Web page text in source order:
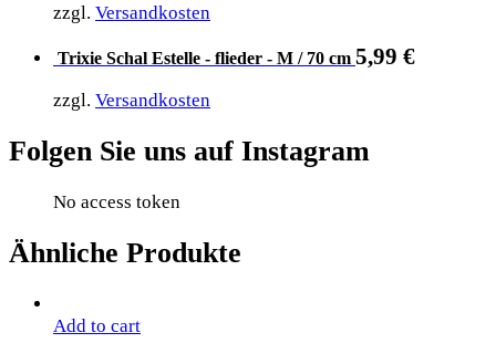
zzgl. Versandkosten
Trixie Schal Estelle - flieder - M / 70 cm 5,99 €
zzgl. Versandkosten
Folgen Sie uns auf Instagram
No access token
Ähnliche Produkte
Add to cart